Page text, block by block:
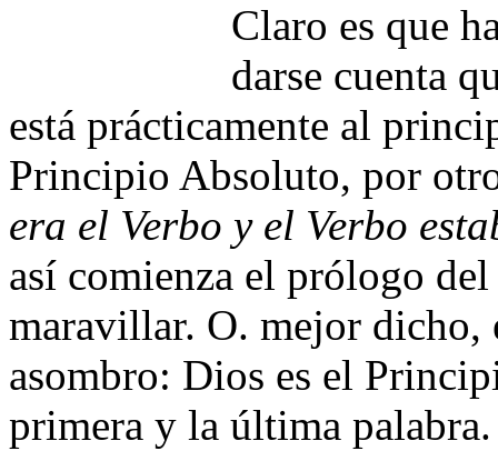
Claro es que
darse cuenta
está prácticamente al
Principio Absoluto, por
era el Verbo y el Verbo
así comienza el prólogo
maravillar. O. mejor dicho,
asombro: Dios es el
primera y la última palabra.